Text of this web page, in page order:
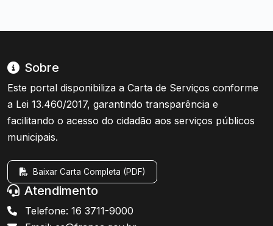
Sobre
Este portal disponibiliza a Carta de Serviços conforme
a Lei 13.460/2017, garantindo transparência e
facilitando o acesso do cidadão aos serviços públicos
municipais.
Baixar Carta Completa (PDF)
Atendimento
Telefone: 16 3711-9000